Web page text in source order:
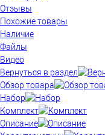
Отзывы
Похожие товары
Наличие
Файлы
Видео
Вернуться в раздел
Обзор товара
Набор
Комплект
Описание